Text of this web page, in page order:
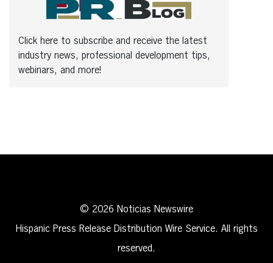
Click here to subscribe and receive the latest
industry news, professional development tips,
webinars, and more!
© 2026 Noticias Newswire
Hispanic Press Release Distribution Wire Service. All rights
reserved.